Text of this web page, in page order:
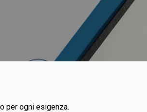
per ogni esigenza.